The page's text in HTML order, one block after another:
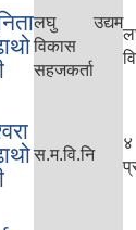
लघु उद्यम
विकास
सहजकर्ता
स.म.वि.नि